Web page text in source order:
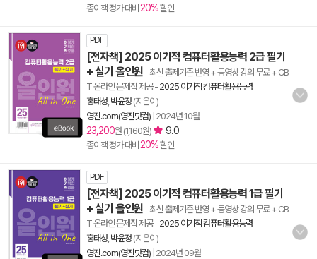
종이책 정가 대비 20%할인
PDF
[전자책] 2025 이기적 컴퓨터활용능력 2급 필기
+ 실기 올인원 - 최신 출제기준 반영 + 동영상 강의 무료 + CB
T 온라인 문제집 제공- 2025 이기적 컴퓨터활용능력
홍태성 박윤정 (지은이)
영진.com(영진닷컴) 2024년 10월
23,200원 (1,160원) 9.0
종이책 정가 대비 20%할인
PDF
[전자책] 2025 이기적 컴퓨터활용능력 1급 필기
+ 실기 올인원 - 최신 출제기준 반영 + 동영상 강의 무료 + CB
T 온라인 문제집 제공- 2025 이기적 컴퓨터활용능력
홍태성 박윤정 (지은이)
영진.com(영진닷컴) 2024년 09월